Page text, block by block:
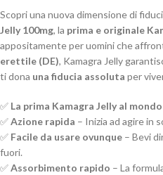
Scopri una nuova dimensione di
Jelly 100mg, la prima e originale
appositamente per uomini che
erettile (DE), Kamagra Jelly
ti dona una fiducia assoluta per
✅ La prima Kamagra Jelly al mondo
✅Azione rapida – Inizia ad agire in
✅ Facile da usare ovunque – Bevi
fuori.
✅Assorbimento rapido – La